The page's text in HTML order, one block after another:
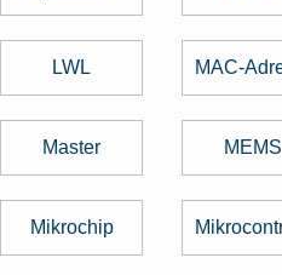
LWL
Master MEMS
Mikrochip